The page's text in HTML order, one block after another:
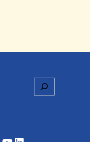
Cerca